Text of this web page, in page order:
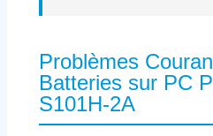
Problèmes
Batteries sur PC
S101H-2A